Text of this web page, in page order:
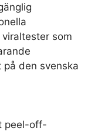
som
den svenska
peel-off-